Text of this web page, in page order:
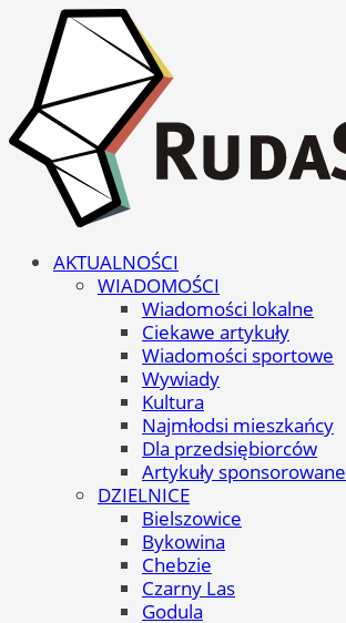
AKTUALNOŚCI
WIADOMOŚCI
Wiadomości lokalne
Ciekawe artykuły
Wiadomości sportowe
Wywiady
Kultura
Najmłodsi mieszkańcy
Dla przedsiębiorców
Artykuły sponsorowane
DZIELNICE
Bielszowice
Bykowina
Chebzie
Czarny Las
Godula